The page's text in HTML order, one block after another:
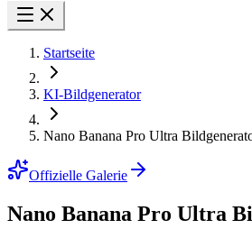
Startseite
KI-Bildgenerator
Nano Banana Pro Ultra
Offizielle Galerie
Nano Banana Pro Ultra